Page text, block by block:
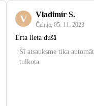
V Vladimír S.
Čehija 05. 11. 2023
Ērta lieta dušā
Šī atsauksme tika
tulkota.